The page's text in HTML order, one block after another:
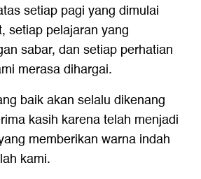
setiap pagi yang dimulai
setiap pelajaran yang
sabar, dan setiap perhatian
merasa dihargai.
baik akan selalu dikenang
kasih karena telah menjadi
memberikan warna indah
kami.